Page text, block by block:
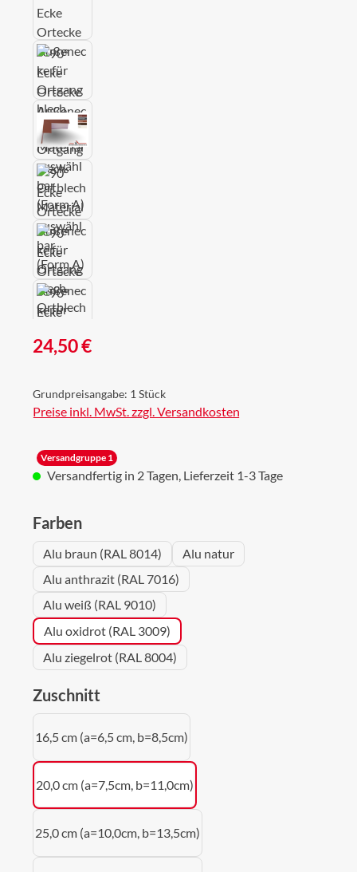
Regulärer Preis:
24,50 €
Grundpreisangabe: 1 Stück
Preise inkl. MwSt. zzgl. Versandkosten
Versandgruppe 1
Versandfertig in 2 Tagen, Lieferzeit 1-3 Tage
Farbenauswählen
Alu braun (RAL 8014)
Alu natur
Alu anthrazit (RAL 7016)
Alu weiß (RAL 9010)
Alu oxidrot (RAL 3009)
Alu ziegelrot (RAL 8004)
Zuschnitt
16,5 cm (a=6,5 cm, b=8,5cm)
20,0 cm (a=7,5cm, b=11,0cm)
25,0 cm (a=10,0cm, b=13,5cm)